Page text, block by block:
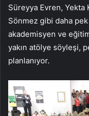
Süreyya Evren, Yekta
Sönmez gibi daha pek
akademisyen ve
yakın atölye söyleşi,
planlanıyor.